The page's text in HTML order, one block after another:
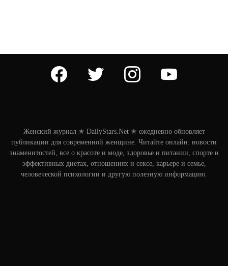
facebook twitter instagram
Женский журнал ✭ DailyStars.Net ✭ ежедневно обновляет
публикации для современной женщине. Читайте онлайн: новости
знаменитостей, все о красоте и моде, здоровье и питании, спорте и
эффективных диетах, отношениях и сексе, карьере и семье,
человеческой психологии и другую полезную информацию.